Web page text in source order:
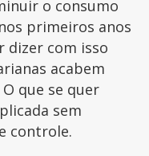
o consumo
primeiros anos
dizer com isso
acabem
que se quer
sem
controle.